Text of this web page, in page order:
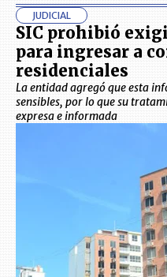
JUDICIAL
SIC prohibió
para ingresar a
residenciales
La entidad agregó que esta
sensibles, por lo que su
expresa e informada